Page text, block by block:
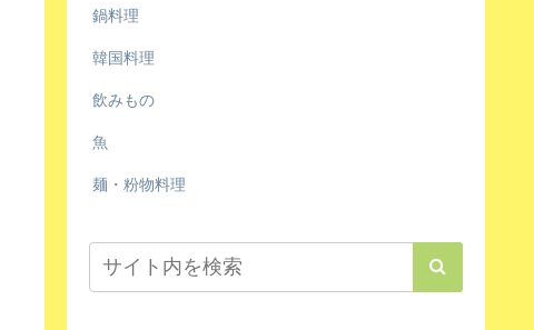
鍋料理
韓国料理
飲みもの
魚
麺・粉物料理